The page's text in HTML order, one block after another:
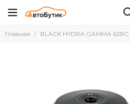
Главная BLACK HYDRA GAMMA 628C